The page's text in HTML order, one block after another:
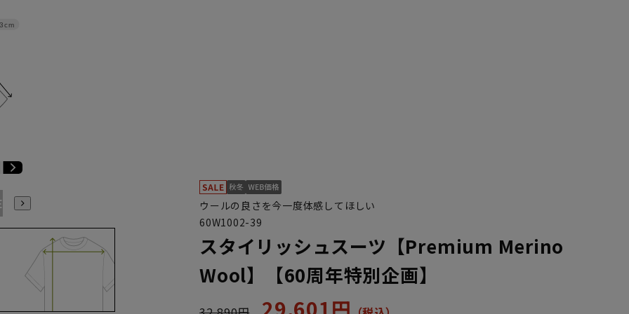
BE4 YA4 YA5 YA6 YA7 YA8
ウールの良さを今一度体感してほしい
60W1002-39
スタイリッシュスーツ【Premium Merino
Wool】【60周年特別企画】
29,601円